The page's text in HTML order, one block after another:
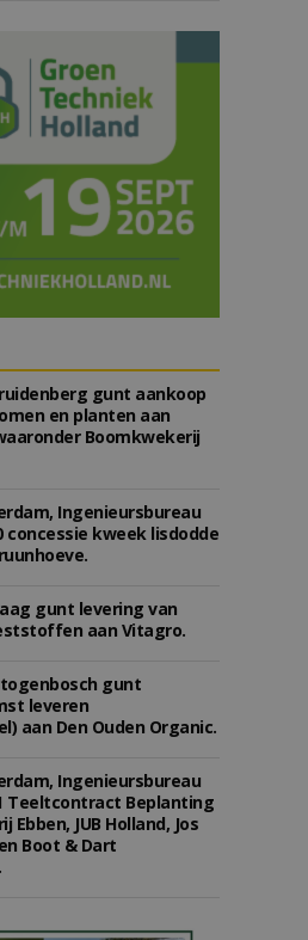
gunt aankoop
en planten aan
Boomkwekerij
Ingenieursbureau
concessie kweek lisdodde
gunt levering van
aan Vitagro.
gunt
leveren
aan Den Ouden Organic.
Ingenieursbureau
Teeltcontract Beplanting
Ebben, JUB Holland, Jos
Boot & Dart